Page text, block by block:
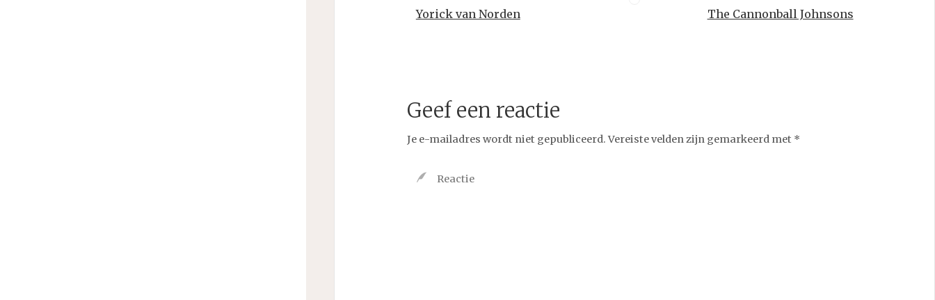
Yorick van Norden The Cannonball Johnsons
Geef een reactie
Je e-mailadres wordt niet gepubliceerd. Vereiste velden zijn gemarkeerd met *